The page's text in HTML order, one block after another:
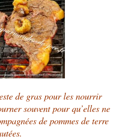
de gras pour les nourrir
souvent pour qu’elles ne
de pommes de terre